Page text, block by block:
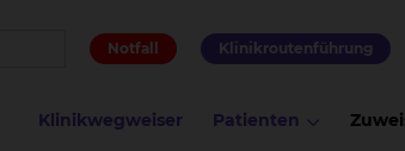
Notfall Klinikroutenführung
Klinikwegweiser Patienten